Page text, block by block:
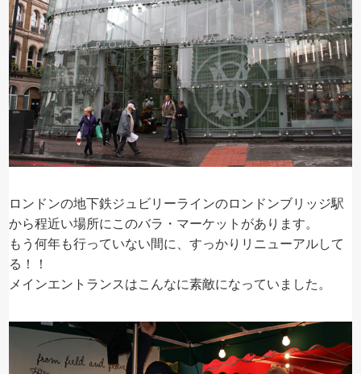
ロンドンの地下鉄ジュビリーラインのロンドンブリッジ駅
から程近い場所にこのバラ・マーケットがあります。
もう何年も行っていない間に、すっかりリニューアルして
る！！
メインエントランスはこんなに素敵になっていました。